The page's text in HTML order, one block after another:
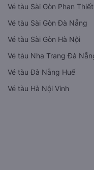
Vé tàu Sài Gòn Phan Thiết
Vé tàu Sài Gòn Đà Nẵng
Vé tàu Sài Gòn Hà Nội
Vé tàu Nha Trang Đà
Vé tàu Đà Nẵng Huế
Vé tàu Hà Nội Vinh